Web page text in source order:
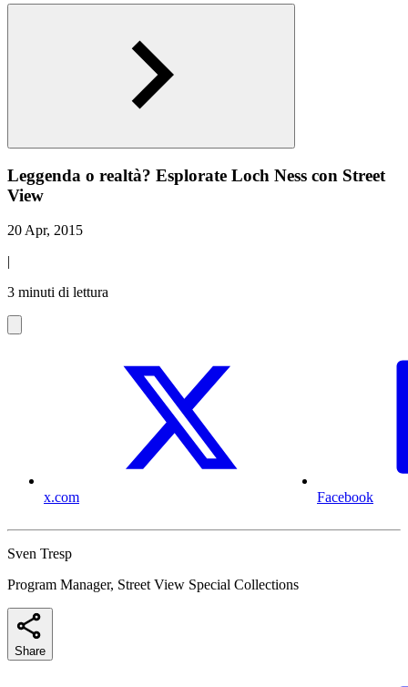
Leggenda o realtà? Esplorate Loch Ness con Street
View
20 Apr, 2015
|
3 minuti di lettura
x.com Facebook
Sven Tresp
Program Manager, Street View Special Collections
Share